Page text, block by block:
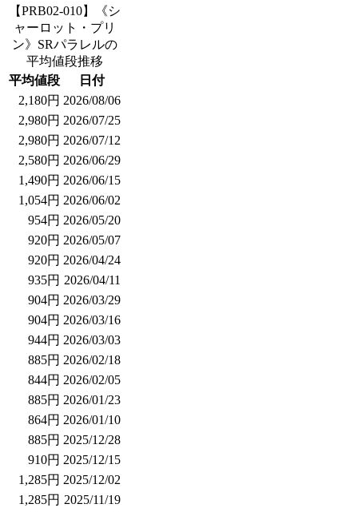
【PRB02-010】《シ
ャーロット・プリ
ン》SRパラレルの
平均値段推移
平均値段
日付
2,180円 2026/08/06
2,980円 2026/07/25
2,980円 2026/07/12
2,580円 2026/06/29
1,490円 2026/06/15
1,054円 2026/06/02
954円 2026/05/20
920円 2026/05/07
920円 2026/04/24
935円 2026/04/11
904円 2026/03/29
904円 2026/03/16
944円 2026/03/03
885円 2026/02/18
844円 2026/02/05
885円 2026/01/23
864円 2026/01/10
885円 2025/12/28
910円 2025/12/15
1,285円 2025/12/02
1,285円 2025/11/19